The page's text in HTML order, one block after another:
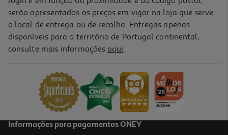
Caneta Fungex Repara Unhas 9ml
23,90 €
serão apresentados os preços em vigor na loja que serve
o local de entrega ou de recolha. Entregas apenas
disponíveis para o território de Portugal continental,
consulte mais informações aqui.
Informações para pagamentos ONEY